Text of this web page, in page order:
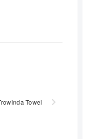
Towel